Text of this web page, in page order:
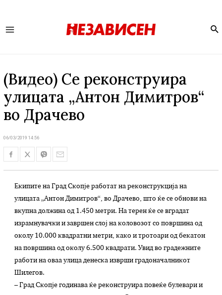
(Видео) Се реконструира
улицата „Антон Димитров“
во Драчево
06/03/2019 14:56
Екипите на Град Скопје работат на реконструкција на
улицата „Антон Димитров“, во Драчево, што ќе се обнови на
вкупна должина од 1.450 метри. На терен ќе се вградат
израмнувачки и завршен слој на коловозот со површина од
околу 10.000 квадратни метри, како и тротоари од бекатон
на површина од околу 6.500 квадрати. Увид во градежните
работи на оваа улица денеска изврши градоначалникот
Шилегов.
– Град Скопје годинава ќе реконструира повеќе булевари и